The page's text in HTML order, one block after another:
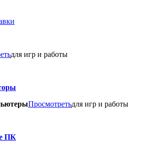
для игр и работы
Просмотретьдля игр и работы
ПК